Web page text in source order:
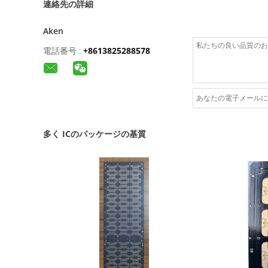
連絡先の詳細
Aken
電話番号 : +8613825288578
多く ICのパッケージの基質